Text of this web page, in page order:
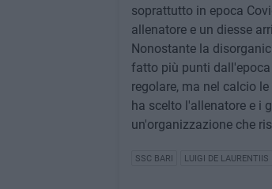
soprattutto in epoca
allenatore e un diesse
Nonostante la
fatto più punti
regolare, ma nel calcio
ha scelto l'allenatore e i
un'organizzazione che
SSC BARI LUIGI DE LAURENTIIS